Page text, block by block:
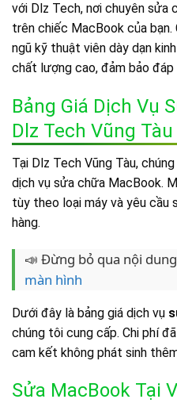
với Dlz Tech, nơi chuyên sửa
trên chiếc MacBook của
ngũ kỹ thuật viên dày dạn
chất lượng cao, đảm bảo
Bảng Giá Dịch Vụ
Dlz Tech Vũng Tàu
Tại Dlz Tech Vũng Tàu,
dịch vụ sửa chữa MacBook.
tùy theo loại máy và yêu cầu
hàng.
📣 Đừng bỏ qua nội
màn hình
Dưới đây là bảng giá dịch vụ
chúng tôi cung cấp. Chi phí
cam kết không phát sinh
Sửa MacBook Tại